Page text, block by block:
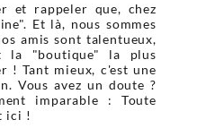
et rappeler que, chez
Et là, nous sommes
amis sont talentueux,
la "boutique" la plus
! Tant mieux, c'est une
Vous avez un doute ?
imparable : Toute
ici !